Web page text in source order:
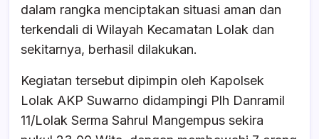
dalam rangka menciptakan situasi aman dan
terkendali di Wilayah Kecamatan Lolak dan
sekitarnya, berhasil dilakukan.
Kegiatan tersebut dipimpin oleh Kapolsek
Lolak AKP Suwarno didampingi Plh Danramil
11/Lolak Serma Sahrul Mangempus sekira